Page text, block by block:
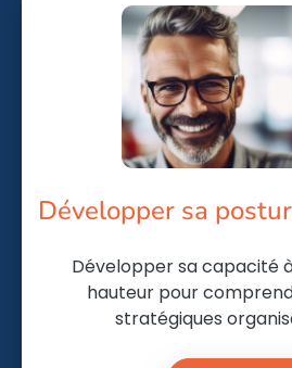
Développer sa
Développer sa capacité
hauteur pour
stratégiques